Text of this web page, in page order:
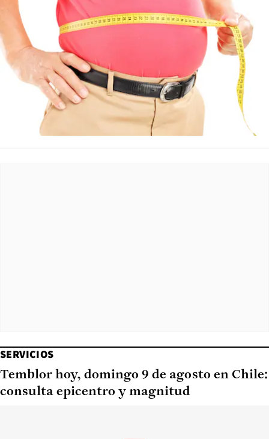
SERVICIOS
Temblor hoy, domingo 9 de agosto en Chile:
consulta epicentro y magnitud